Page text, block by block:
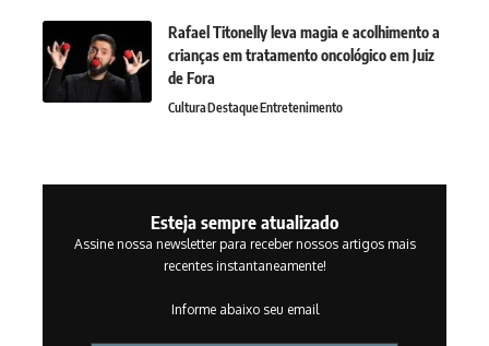
Rafael Titonelly leva magia e acolhimento a
crianças em tratamento oncológico em Juiz
de Fora
CulturaDestaqueEntretenimento
Esteja sempre atualizado
Assine nossa newsletter para receber nossos artigos mais
recentes instantaneamente!
Informe abaixo seu email